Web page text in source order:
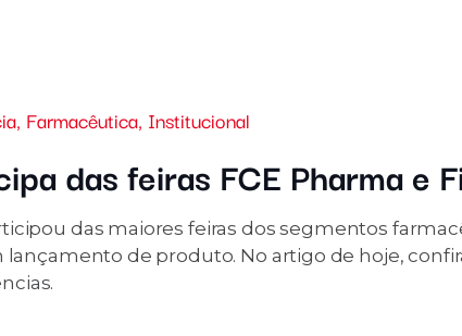
, Farmacêutica, Institucional
das feiras FCE Pharma e
das maiores feiras dos segmentos
de produto. No artigo de hoje,